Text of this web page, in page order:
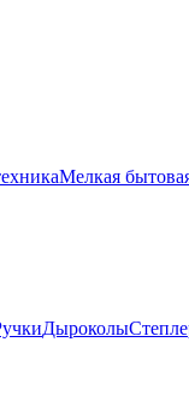
Мелкая
Дыроколы